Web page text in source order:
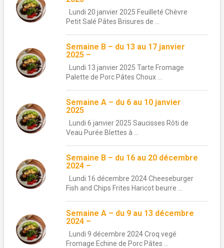
Lundi 20 janvier 2025 Feuilleté Chèvre
Petit Salé Pâtes Brisures de ...
Semaine B – du 13 au 17 janvier
2025 –
Lundi 13 janvier 2025 Tarte Fromage
Palette de Porc Pâtes Choux ...
Semaine A – du 6 au 10 janvier
2025
Lundi 6 janvier 2025 Saucisses Rôti de
Veau Purée Blettes à ...
Semaine B – du 16 au 20 décembre
2024 –
Lundi 16 décembre 2024 Cheeseburger
Fish and Chips Frites Haricot beurre ...
Semaine A – du 9 au 13 décembre
2024 –
Lundi 9 décembre 2024 Croq vegé
Fromage Echine de Porc Pâtes ...